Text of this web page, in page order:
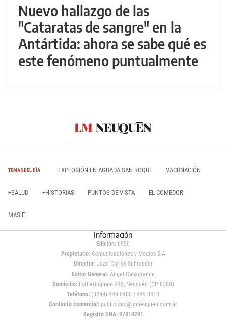
Nuevo hallazgo de las
"Cataratas de sangre" en la
Antártida: ahora se sabe qué es
este fenómeno puntualmente
TEMAS DEL DÍA EXPLOSIÓN EN AGUADA SAN ROQUE VACUNACIÓN
+SALUD +HISTORIAS PUNTOS DE VISTA EL COMEDOR
MAS E
Información
Edición: 6950
Propietario:Comunicaciones y Medios S.A
Director: Juan Carlos Schroeder
Editor General:Ángel Casagrande
Domicilio:Fotheringham 445, Neuquén (CP 8300)
Teléfono: (0299) 449 0400 / 449 0410
Contacto comercial: publicidad@lmneuquen.com.ar
Registro DNA: 97810291